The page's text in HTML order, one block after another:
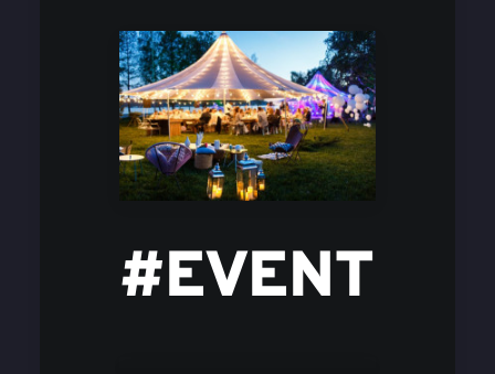
#EVENT